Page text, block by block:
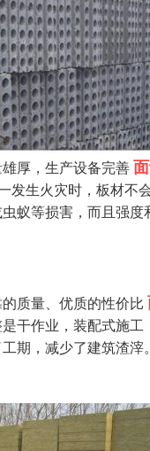
厚，生产设备完善
发生火灾时，板材
蚁等损害，而且强
质量、优质的性价比
干作业，装配式施
期，减少了建筑渣